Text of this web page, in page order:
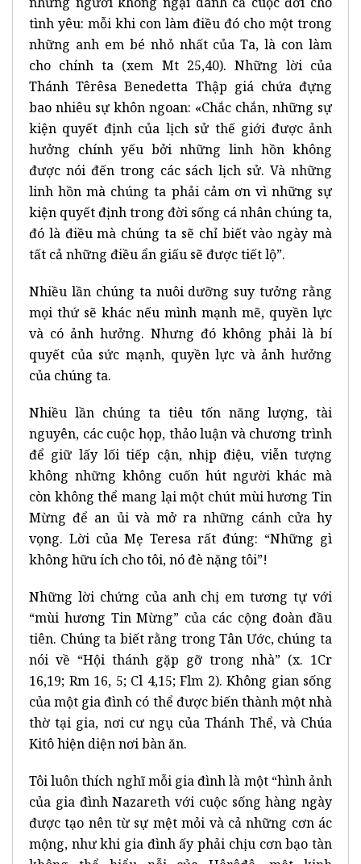
tình yêu: mỗi khi con làm điều đó cho một trong
những anh em bé nhỏ nhất của Ta, là con làm
cho chính ta (xem Mt 25,40). Những lời của
Thánh Têrêsa Benedetta Thập giá chứa đựng
bao nhiêu sự khôn ngoan: «Chắc chắn, những sự
kiện quyết định của lịch sử thế giới được ảnh
hưởng chính yếu bởi những linh hồn không
được nói đến trong các sách lịch sử. Và những
linh hồn mà chúng ta phải cảm ơn vì những sự
kiện quyết định trong đời sống cá nhân chúng ta,
đó là điều mà chúng ta sẽ chỉ biết vào ngày mà
tất cả những điều ẩn giấu sẽ được tiết lộ”.
Nhiều lần chúng ta nuôi dưỡng suy tưởng rằng
mọi thứ sẽ khác nếu mình mạnh mẽ, quyền lực
và có ảnh hưởng. Nhưng đó không phải là bí
quyết của sức mạnh, quyền lực và ảnh hưởng
của chúng ta.
Nhiều lần chúng ta tiêu tốn năng lượng, tài
nguyên, các cuộc họp, thảo luận và chương trình
để giữ lấy lối tiếp cận, nhịp điệu, viễn tượng
không những không cuốn hút người khác mà
còn không thể mang lại một chút mùi hương Tin
Mừng để an ủi và mở ra những cánh cửa hy
vọng. Lời của Mẹ Teresa rất đúng: “Những gì
không hữu ích cho tôi, nó đè nặng tôi”!
Những lời chứng của anh chị em tương tự với
“mùi hương Tin Mừng” của các cộng đoàn đầu
tiên. Chúng ta biết rằng trong Tân Ước, chúng ta
nói về “Hội thánh gặp gỡ trong nhà” (x. 1Cr
16,19; Rm 16, 5; Cl 4,15; Flm 2). Không gian sống
của một gia đình có thể được biến thành một nhà
thờ tại gia, nơi cư ngụ của Thánh Thể, và Chúa
Kitô hiện diện nơi bàn ăn.
Tôi luôn thích nghĩ mỗi gia đình là một “hình ảnh
của gia đình Nazareth với cuộc sống hàng ngày
được tạo nên từ sự mệt mỏi và cả những cơn ác
mộng, như khi gia đình ấy phải chịu cơn bạo tàn